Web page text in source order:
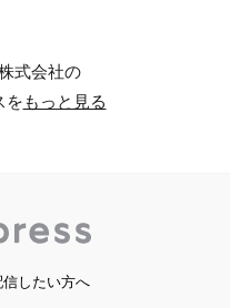
式会社の
をもっと見る
したい方へ